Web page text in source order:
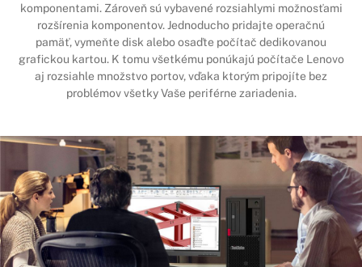
komponentami. Zároveň sú vybavené rozsiahlymi možnosťami
rozšírenia komponentov. Jednoducho pridajte operačnú
pamäť, vymeňte disk alebo osaďte počítač dedikovanou
grafickou kartou. K tomu všetkému ponúkajú počítače Lenovo
aj rozsiahle množstvo portov, vďaka ktorým pripojíte bez
problémov všetky Vaše periférne zariadenia.